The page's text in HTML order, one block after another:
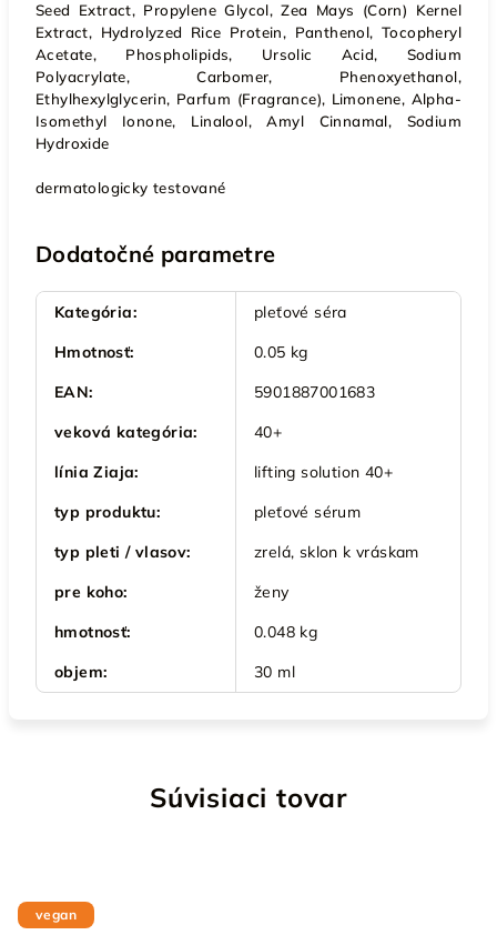
Seed Extract, Propylene Glycol, Zea Mays (Corn) Kernel
Extract, Hydrolyzed Rice Protein, Panthenol, Tocopheryl
Acetate, Phospholipids, Ursolic Acid, Sodium
Polyacrylate, Carbomer, Phenoxyethanol,
Ethylhexylglycerin, Parfum (Fragrance), Limonene, Alpha-
Isomethyl Ionone, Linalool, Amyl Cinnamal, Sodium
Hydroxide
dermatologicky testované
Dodatočné parametre
Kategória:
pleťové séra
Hmotnosť:
0.05 kg
EAN:
5901887001683
veková kategória:
40+
línia Ziaja:
lifting solution 40+
typ produktu:
pleťové sérum
typ pleti / vlasov:
zrelá, sklon k vráskam
pre koho:
ženy
hmotnosť:
0.048 kg
objem: 30 ml
Súvisiaci tovar
vegan